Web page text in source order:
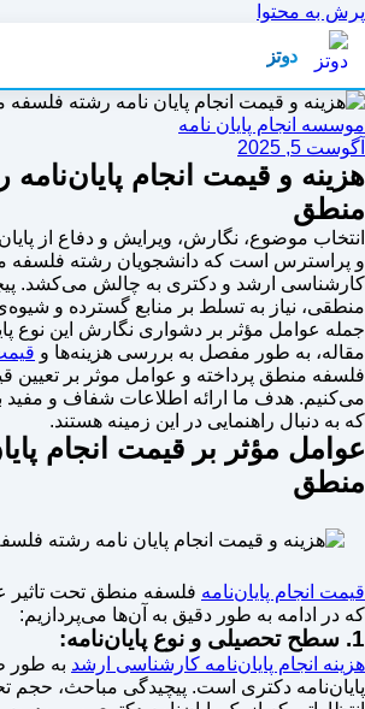
پرش به محتوا
دوتز
موسسه انجام پایان نامه
آگوست 5, 2025
هزینه و قیمت انجام
منطق
انتخاب موضوع، نگارش، ویرایش و دفاع از
و پراسترس است که دانشجویان رشته فلسفه
کارشناسی ارشد و دکتری به چالش می‌کشد.
منطقی، نیاز به تسلط بر منابع گسترده و
جمله عوامل مؤثر بر دشواری نگارش این نوع
مقاله، به طور مفصل به بررسی هزینه‌ها و
فلسفه منطق پرداخته و عوامل موثر بر تعیین
می‌کنیم. هدف ما ارائه اطلاعات شفاف و مفید
که به دنبال راهنمایی در این زمینه هستند.
عوامل مؤثر بر قیمت انجام
منطق
قیمت انجام پایان‌نامه فلسفه منطق تحت
که در ادامه به طور دقیق به آن‌ها می‌پردازیم:
1. سطح تحصیلی و نوع پایان‌نامه:
هزینه انجام پایان‌نامه کارشناسی ارشد به طور
پایان‌نامه دکتری است. پیچیدگی مباحث، حجم